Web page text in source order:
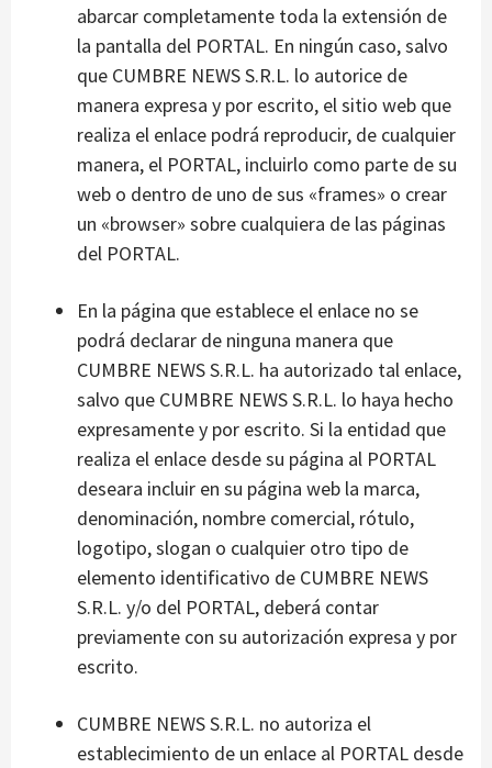
abarcar completamente toda la extensión de
la pantalla del PORTAL. En ningún caso, salvo
que CUMBRE NEWS S.R.L. lo autorice de
manera expresa y por escrito, el sitio web que
realiza el enlace podrá reproducir, de cualquier
manera, el PORTAL, incluirlo como parte de su
web o dentro de uno de sus «frames» o crear
un «browser» sobre cualquiera de las páginas
del PORTAL.
En la página que establece el enlace no se
podrá declarar de ninguna manera que
CUMBRE NEWS S.R.L. ha autorizado tal enlace,
salvo que CUMBRE NEWS S.R.L. lo haya hecho
expresamente y por escrito. Si la entidad que
realiza el enlace desde su página al PORTAL
deseara incluir en su página web la marca,
denominación, nombre comercial, rótulo,
logotipo, slogan o cualquier otro tipo de
elemento identificativo de CUMBRE NEWS
S.R.L. y/o del PORTAL, deberá contar
previamente con su autorización expresa y por
escrito.
CUMBRE NEWS S.R.L. no autoriza el
establecimiento de un enlace al PORTAL desde